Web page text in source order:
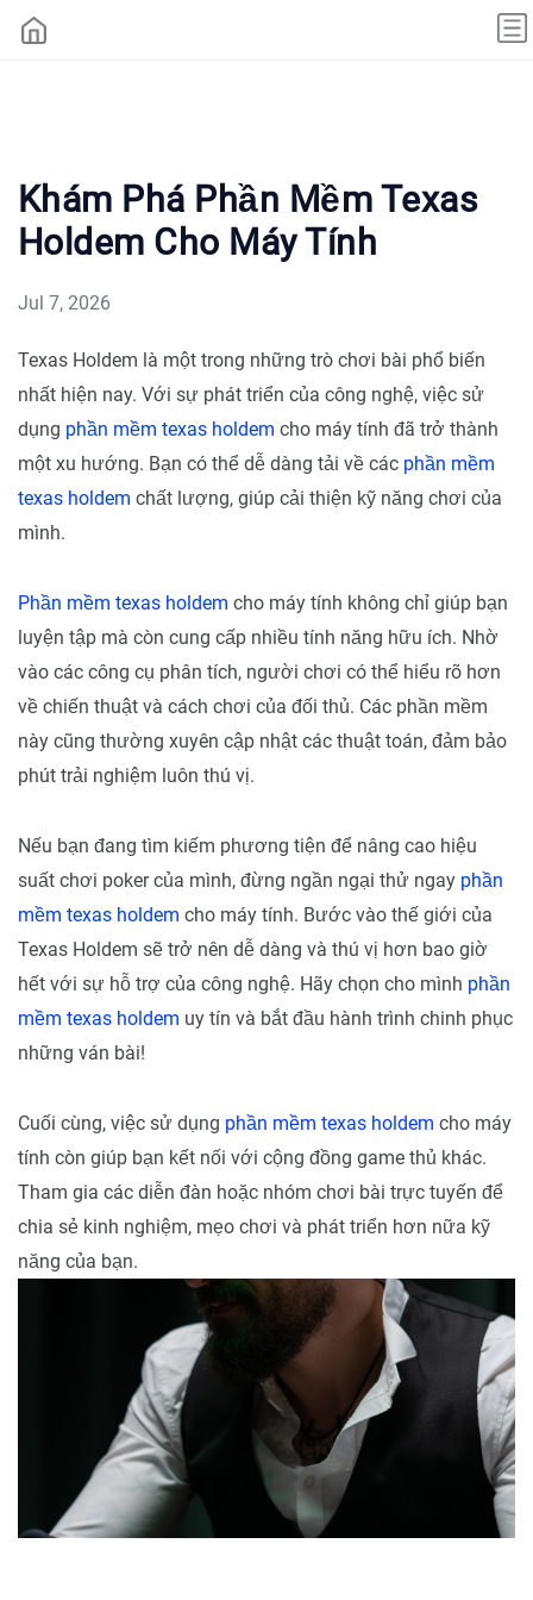
Khám Phá Phần Mềm Texas
Holdem Cho Máy Tính
Jul 7, 2026
Texas Holdem là một trong những trò chơi bài phổ biến
nhất hiện nay. Với sự phát triển của công nghệ, việc sử
dụng phần mềm texas holdem cho máy tính đã trở thành
một xu hướng. Bạn có thể dễ dàng tải về các phần mềm
texas holdem chất lượng, giúp cải thiện kỹ năng chơi của
mình.
Phần mềm texas holdem cho máy tính không chỉ giúp bạn
luyện tập mà còn cung cấp nhiều tính năng hữu ích. Nhờ
vào các công cụ phân tích, người chơi có thể hiểu rõ hơn
về chiến thuật và cách chơi của đối thủ. Các phần mềm
này cũng thường xuyên cập nhật các thuật toán, đảm bảo
phút trải nghiệm luôn thú vị.
Nếu bạn đang tìm kiếm phương tiện để nâng cao hiệu
suất chơi poker của mình, đừng ngần ngại thử ngay phần
mềm texas holdem cho máy tính. Bước vào thế giới của
Texas Holdem sẽ trở nên dễ dàng và thú vị hơn bao giờ
hết với sự hỗ trợ của công nghệ. Hãy chọn cho mình phần
mềm texas holdem uy tín và bắt đầu hành trình chinh phục
những ván bài!
Cuối cùng, việc sử dụng phần mềm texas holdem cho máy
tính còn giúp bạn kết nối với cộng đồng game thủ khác.
Tham gia các diễn đàn hoặc nhóm chơi bài trực tuyến để
chia sẻ kinh nghiệm, mẹo chơi và phát triển hơn nữa kỹ
năng của bạn.